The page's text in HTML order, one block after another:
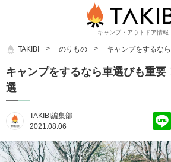
キャンプ・アウトドア情報
TAKIBI のりもの キャンプをするな
キャンプをするなら車選びも重要
選
TAKIBI編集部
2021.08.06